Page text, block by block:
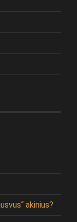
akinius?